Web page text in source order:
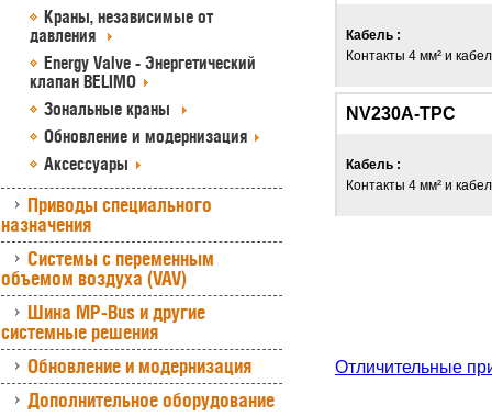
Краны, независимые от
давления
Energy Valve - Энергетический
клапан BELIMO
Зональные краны
Обновление и модернизация
Аксессуары
Приводы специального
назначения
Системы с переменным
объемом воздуха (VAV)
Шина MP-Bus и другие
системные решения
Обновление и модернизация
Дополнительное оборудование
Кабель :
Контакты 4 мм² и
NV230A-TPC
Кабель :
Контакты 4 мм² и
Отличительные